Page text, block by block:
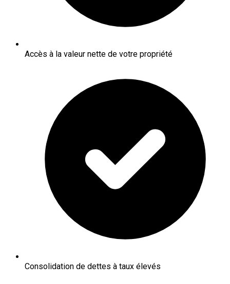
Accès à la valeur nette de votre propriété
Consolidation de dettes à taux élevés